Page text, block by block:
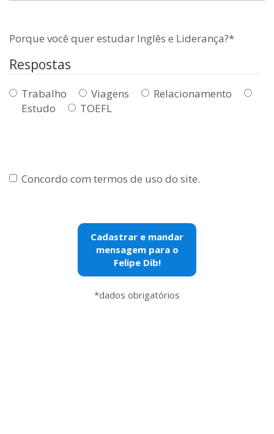
Porque você quer estudar Inglês e Liderança?*
Respostas
Trabalho Viagens
Relacionamento
Estudo
TOEFL
Concordo com termos de uso do site.
*dados obrigatórios